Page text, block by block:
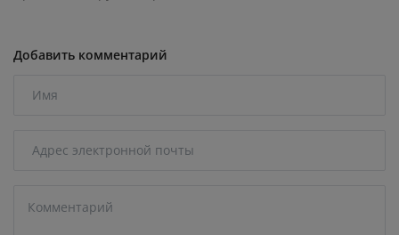
Добавить комментарий